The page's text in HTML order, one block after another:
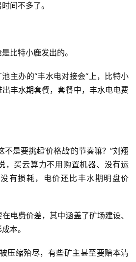
间不多了。
比特小鹿发出的。
主办的“丰水电对接会“上，比特小
丰水期套餐，套餐中，丰水电电费
是要挑起‘价格战’的节奏嘛？”刘翔
，买云算力不用购置机器、没有运
有损耗，电价还比丰水期明盘价
电费价差，其中涵盖了矿场建设、
本。
压缩殆尽，有些矿主甚至要赔本清